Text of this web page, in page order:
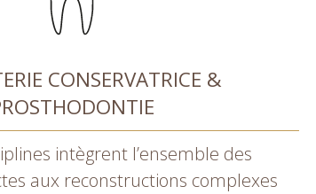
CONSERVATRICE &
intègrent l’ensemble des
aux reconstructions complexes